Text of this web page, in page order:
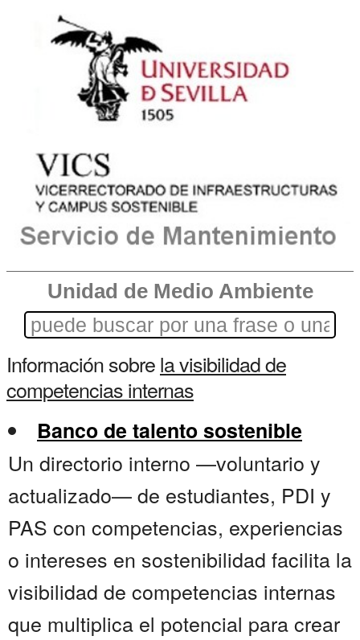
Unidad de Medio Ambiente
Información sobrela visibilidad de
competencias internas
Banco de talento sostenible
Un directorio interno —voluntario y
actualizado— de estudiantes, PDI y
PAS con competencias, experiencias
o intereses en sostenibilidad facilita la
visibilidad de competencias internas
que multiplica el potencial para crear